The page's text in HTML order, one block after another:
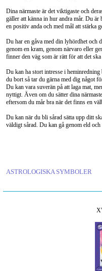
Dina närmaste är det viktigaste och
gäller att känna in hur andra mår. Du
en positiv anda och med mål att stärka
Du har en gåva med din lyhördhet och
genom en kram, genom närvaro eller
finner den väg som är rätt för att det
Du kan ha stort intresse i
du bort så tar du gärna med dig något
Du kan vara suverän på att laga mat,
nyttigt. Även om du sätter dina
eftersom du mår bra när det finns en
Du kan när du bli sårad sätta upp ditt
väldigt sårad. Du kan gå genom eld
ASTROLOGISKA SYMBOLER